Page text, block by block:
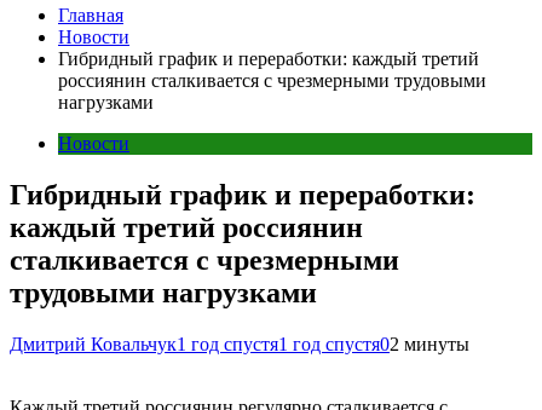
Главная
Новости
Гибридный график и переработки: каждый третий
россиянин сталкивается с чрезмерными трудовыми
нагрузками
Новости
Гибридный график и переработки:
каждый третий россиянин
сталкивается с чрезмерными
трудовыми нагрузками
Дмитрий Ковальчук1 год спустя1 год спустя02 минуты